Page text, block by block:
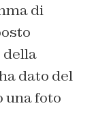
di
della
dato del
una foto